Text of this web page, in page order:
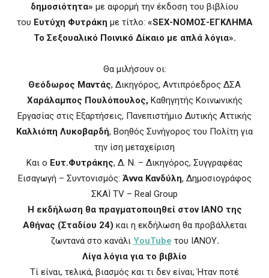
δημοσιότητα» με αφορμή την έκδοση του βιβλίου
του Ευτύχη Φυτράκη με τίτλο: «SEX-ΝΟΜΟΣ-ΕΓΚΛΗΜΑ
Το Σεξουαλικό Ποινικό Δίκαιο με απλά λόγια».
Θα μιλήσουν οι:
Θεόδωρος Μαντάς, Δικηγόρος, Αντιπρόεδρος ΔΣΑ
Χαράλαμπος Πουλόπουλος,Καθηγητής Kοινωνικής
Εργασίας στις Εξαρτήσεις, Πανεπιστήμιο Δυτικής Αττικής
Καλλιόπη Λυκοβαρδή, Βοηθός Συνήγορος του Πολίτη για
την ίση μεταχείριση
Και ο Ευτ.Φυτράκης, Δ. Ν. – Δικηγόρος, Συγγραφέας
Εισαγωγή – Συντονισμός: Άννα Κανδύλη, Δημοσιογράφος
ΣΚΑΪ TV – Real Group
Η εκδήλωση θα πραγματοποιηθεί στον ΙΑΝΟ της
Αθήνας (Σταδίου 24) και η εκδήλωση θα προβάλλεται
ζωντανά στο κανάλι YouTube του ΙΑΝΟΥ.
Λίγα λόγια για το βιβλίο
Τί είναι, τελικά, βιασμός και τι δεν είναι; Ήταν ποτέ